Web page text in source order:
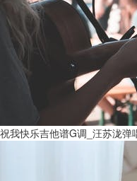
祝我快乐吉他谱G调_汪苏泷弹